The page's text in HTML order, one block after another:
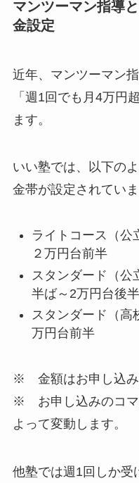
マンツーマン指導
金設定
近年、マンツーマン
「週1回でも月4万円
ます。
いい塾では、以下の
金帯が設定されていま
ライトコース（
２万円台前半
スタンダード（
半ば～2万円台後半
スタンダード（
万円台前半
※ 金額はお申し込み
※ お申し込みのコマ
よって変動します。
他塾では週1回しか受